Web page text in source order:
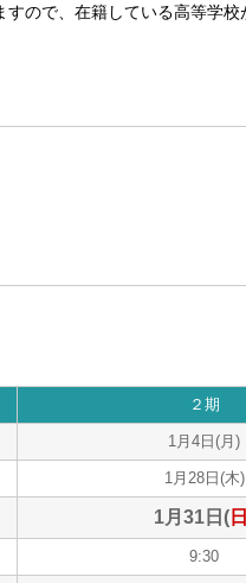
ので、在籍している高等学校
２期
1月4日(月)
1月28日(木)
1月31日( 日
9:30